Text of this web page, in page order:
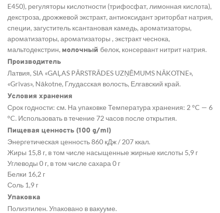
E450), регуляторы кислотности (трифосфат, лимонная кислота),
декстроза, дрожжевой экстракт, антиоксидант эриторбат натрия,
специи, загуститель ксантановая камедь, ароматизаторы,
ароматизаторы, ароматизаторы , экстракт чеснока,
мальтодекстрин, молочный белок, консервант нитрит натрия.
Производитель
Латвия, SIA «GAĻAS PĀRSTRĀDES UZŅĒMUMS NĀKOTNE»,
«Grīvas», Nākotne, Глудасская волость, Елгавский край.
Условия хранения
Срок годности: см. На упаковке Температура хранения: 2 °C — 6
°C. Использовать в течение 72 часов после открытия.
Пищевая ценность (100 g/ml)
Энергетическая ценность 860 кДж / 207 ккал.
Жиры 15,8 г, в том числе насыщенные жирные кислоты 5,9 г
Углеводы 0 г, в том числе сахара 0 г
Белки 16,2 г
Соль 1,9 г
Упаковка
Полиэтилен. Упаковано в вакууме.